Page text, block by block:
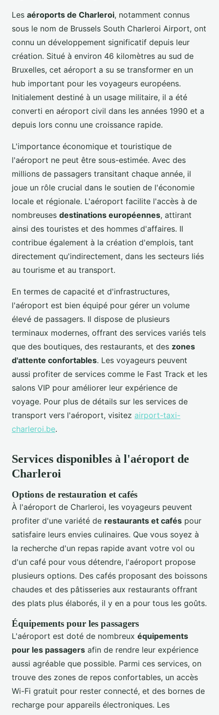
Les aéroports de Charleroi, notamment connus
sous le nom de Brussels South Charleroi Airport, ont
connu un développement significatif depuis leur
création. Situé à environ 46 kilomètres au sud de
Bruxelles, cet aéroport a su se transformer en un
hub important pour les voyageurs européens.
Initialement destiné à un usage militaire, il a été
converti en aéroport civil dans les années 1990 et a
depuis lors connu une croissance rapide.
L'importance économique et touristique de
l'aéroport ne peut être sous-estimée. Avec des
millions de passagers transitant chaque année, il
joue un rôle crucial dans le soutien de l'économie
locale et régionale. L'aéroport facilite l'accès à de
nombreuses destinations européennes, attirant
ainsi des touristes et des hommes d'affaires. Il
contribue également à la création d'emplois, tant
directement qu'indirectement, dans les secteurs liés
au tourisme et au transport.
En termes de capacité et d'infrastructures,
l'aéroport est bien équipé pour gérer un volume
élevé de passagers. Il dispose de plusieurs
terminaux modernes, offrant des services variés tels
que des boutiques, des restaurants, et des zones
d'attente confortables. Les voyageurs peuvent
aussi profiter de services comme le Fast Track et les
salons VIP pour améliorer leur expérience de
voyage. Pour plus de détails sur les services de
transport vers l'aéroport, visitez airport-taxi-
charleroi.be.
Services disponibles à l'aéroport de
Charleroi
Options de restauration et cafés
À l'aéroport de Charleroi, les voyageurs peuvent
profiter d'une variété de restaurants et cafés pour
satisfaire leurs envies culinaires. Que vous soyez à
la recherche d'un repas rapide avant votre vol ou
d'un café pour vous détendre, l'aéroport propose
plusieurs options. Des cafés proposant des boissons
chaudes et des pâtisseries aux restaurants offrant
des plats plus élaborés, il y en a pour tous les goûts.
Équipements pour les passagers
L'aéroport est doté de nombreux équipements
pour les passagers afin de rendre leur expérience
aussi agréable que possible. Parmi ces services, on
trouve des zones de repos confortables, un accès
Wi-Fi gratuit pour rester connecté, et des bornes de
recharge pour appareils électroniques. Les